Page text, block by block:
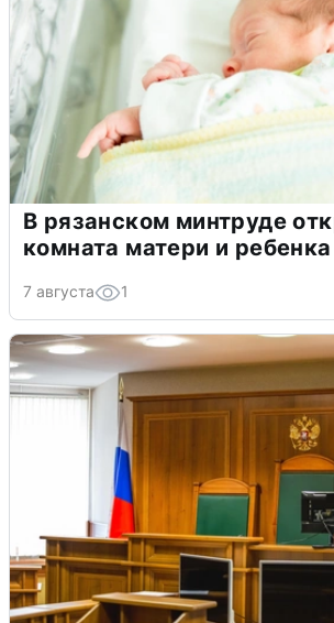
В рязанском минтруде
комната матери и ребенка
7 августа 1